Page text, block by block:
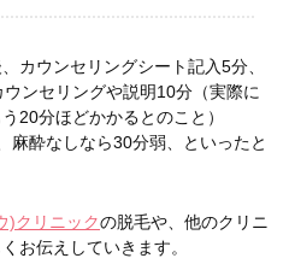
カウンセリングシート記入5分、
ンセリングや説明10分（実際に
20分ほどかかるとのこと）
麻酔なしなら30分弱、といったと
)クリニックの脱毛や、他のクリニ
お伝えしていきます。